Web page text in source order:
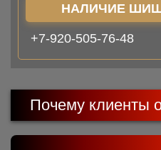
НАЛИЧИЕ
+7-920-505-76-48
Почему клиенты